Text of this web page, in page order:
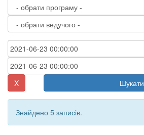
X Шукати
Знайдено 5 записів.